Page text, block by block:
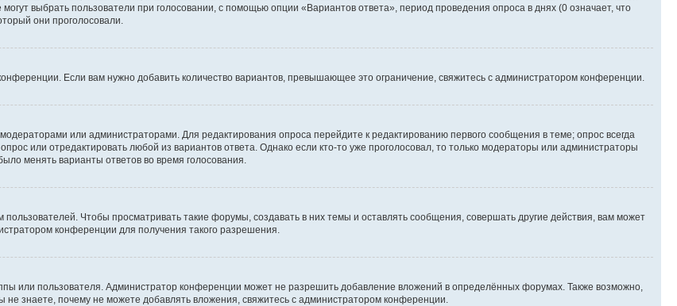
выбрать пользователи при голосовании, с помощью опции «Вариантов ответа», период проведения опроса в днях (0 означает, что
они проголосовали.
Если вам нужно добавить количество вариантов, превышающее это ограничение, свяжитесь с администратором конференции.
или администраторами. Для редактирования опроса перейдите к редактированию первого сообщения в теме; опрос всегда
или отредактировать любой из вариантов ответа. Однако если кто-то уже проголосовал, то только модераторы или администраторы
менять варианты ответов во время голосования.
Чтобы просматривать такие форумы, создавать в них темы и оставлять сообщения, совершать другие действия, вам может
конференции для получения такого разрешения.
или пользователя. Администратор конференции может не разрешить добавление вложений в определённых форумах. Также возможно,
знаете, почему не можете добавлять вложения, свяжитесь с администратором конференции.